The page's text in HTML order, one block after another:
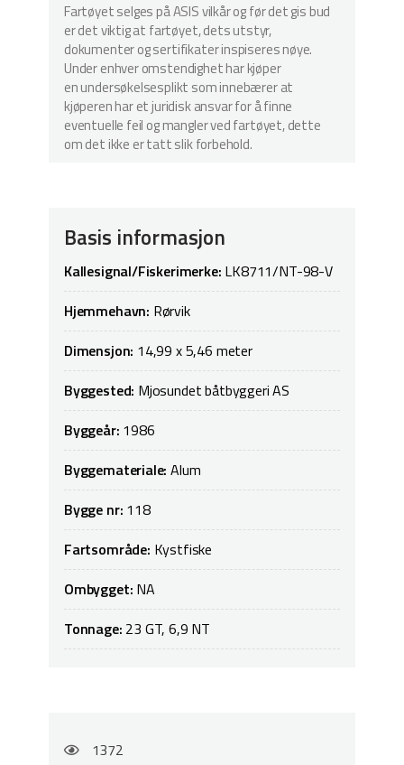
Fartøyet selges på ASIS vilkår og før det gis bud
er det viktig at fartøyet, dets utstyr,
dokumenter og sertifikater inspiseres nøye.
Under enhver omstendighet har kjøper
en undersøkelsesplikt som innebærer at
kjøperen har et juridisk ansvar for å finne
eventuelle feil og mangler ved fartøyet, dette
om det ikke er tatt slik forbehold.
Basis informasjon
Kallesignal/Fiskerimerke: LK8711/NT-98-V
Hjemmehavn: Rørvik
Dimensjon: 14,99 x 5,46 meter
Byggested: Mjosundet båtbyggeri AS
Byggeår: 1986
Byggemateriale:Alum
Bygge nr: 118
Fartsområde: Kystfiske
Ombygget: NA
Tonnage: 23 GT, 6,9 NT
1372